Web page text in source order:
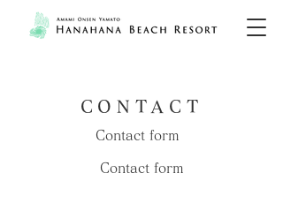
CONTACT
​Contact form
​Contact form